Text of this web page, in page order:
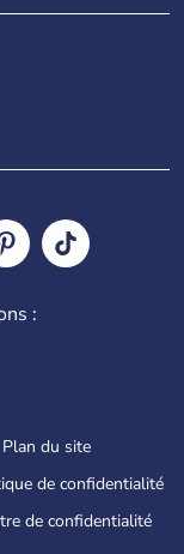
:
Plan du site
de confidentialité
de confidentialité